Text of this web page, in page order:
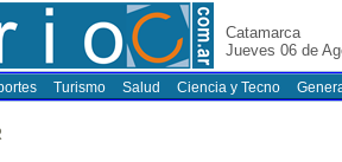
Catamarca
Jueves 06 de
Turismo Salud Ciencia y Tecno